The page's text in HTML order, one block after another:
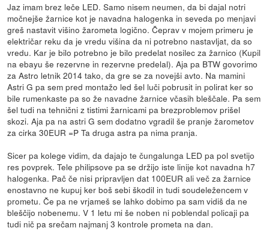
Jaz imam brez leče LED. Samo nisem neumen, da bi dajal notri
močnejše žarnice kot je navadna halogenka in seveda po menjavi
greš nastavit višino žarometa logično. Čeprav v mojem primeru je
električar reku da je vredu višina da ni potrebno nastavljat, da so
vredu. Kar je bilo potrebno je bilo predelat nosilec za žarnico (Kupil
na ebayu še rezervne in rezervne predelal). Aja pa BTW govorimo
za Astro letnik 2014 tako, da gre se za novejši avto. Na mamini
Astri G pa sem pred montažo led šel luči pobrusit in polirat ker so
bile rumenkaste pa so že navadne žarnice včasih bleščale. Pa sem
šel tudi na tehnični z tistimi žarnicami pa brezproblemov prišel
skozi. Aja pa na astri G sem dodatno vgradil še pranje žarometov
za cirka 30EUR =P Ta druga astra pa nima pranja.
Sicer pa kolege vidim, da dajajo te čungalunga LED pa pol svetijo
res povprek. Tele philipsove pa se držijo iste linije kot navadna h7
halogenka. Pač če nisi pripravljen dat 100EUR ali več za žarnice
enostavno ne kupuj ker boš sebi škodil in tudi soudeležencem v
prometu. Če pa ne vrjameš se lahko dobimo pa sam vidiš da ne
bleščijo nobenemu. V 1 letu mi še noben ni poblendal policaji pa
tudi nič pa srečam najmanj 3 kontrole prometa na dan.